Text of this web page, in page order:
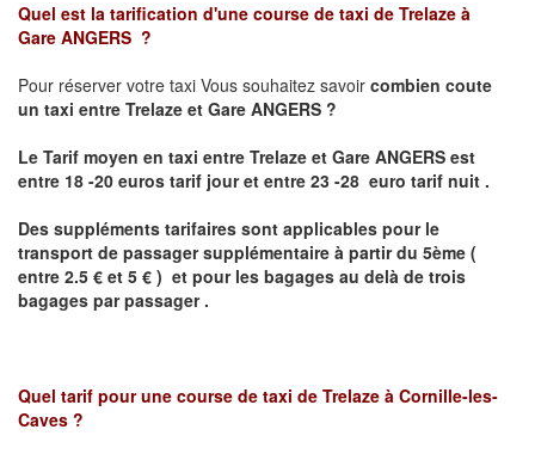
Quel est la tarification d'une course de taxi de Trelaze à
Gare ANGERS ?
Pour réserver votre taxi Vous souhaitez savoir combien coute
un taxi entre Trelaze et Gare ANGERS ?
Le Tarif moyen en taxi entre Trelaze et Gare ANGERS est
entre 18 -20 euros tarif jour et entre 23 -28 euro tarif nuit .
Des suppléments tarifaires sont applicables pour le
transport de passager supplémentaire à partir du 5ème (
entre 2.5 € et 5 € ) et pour les bagages au delà de trois
bagages par passager .
Quel tarif pour une course de taxi de Trelaze à Cornille-les-
Caves ?